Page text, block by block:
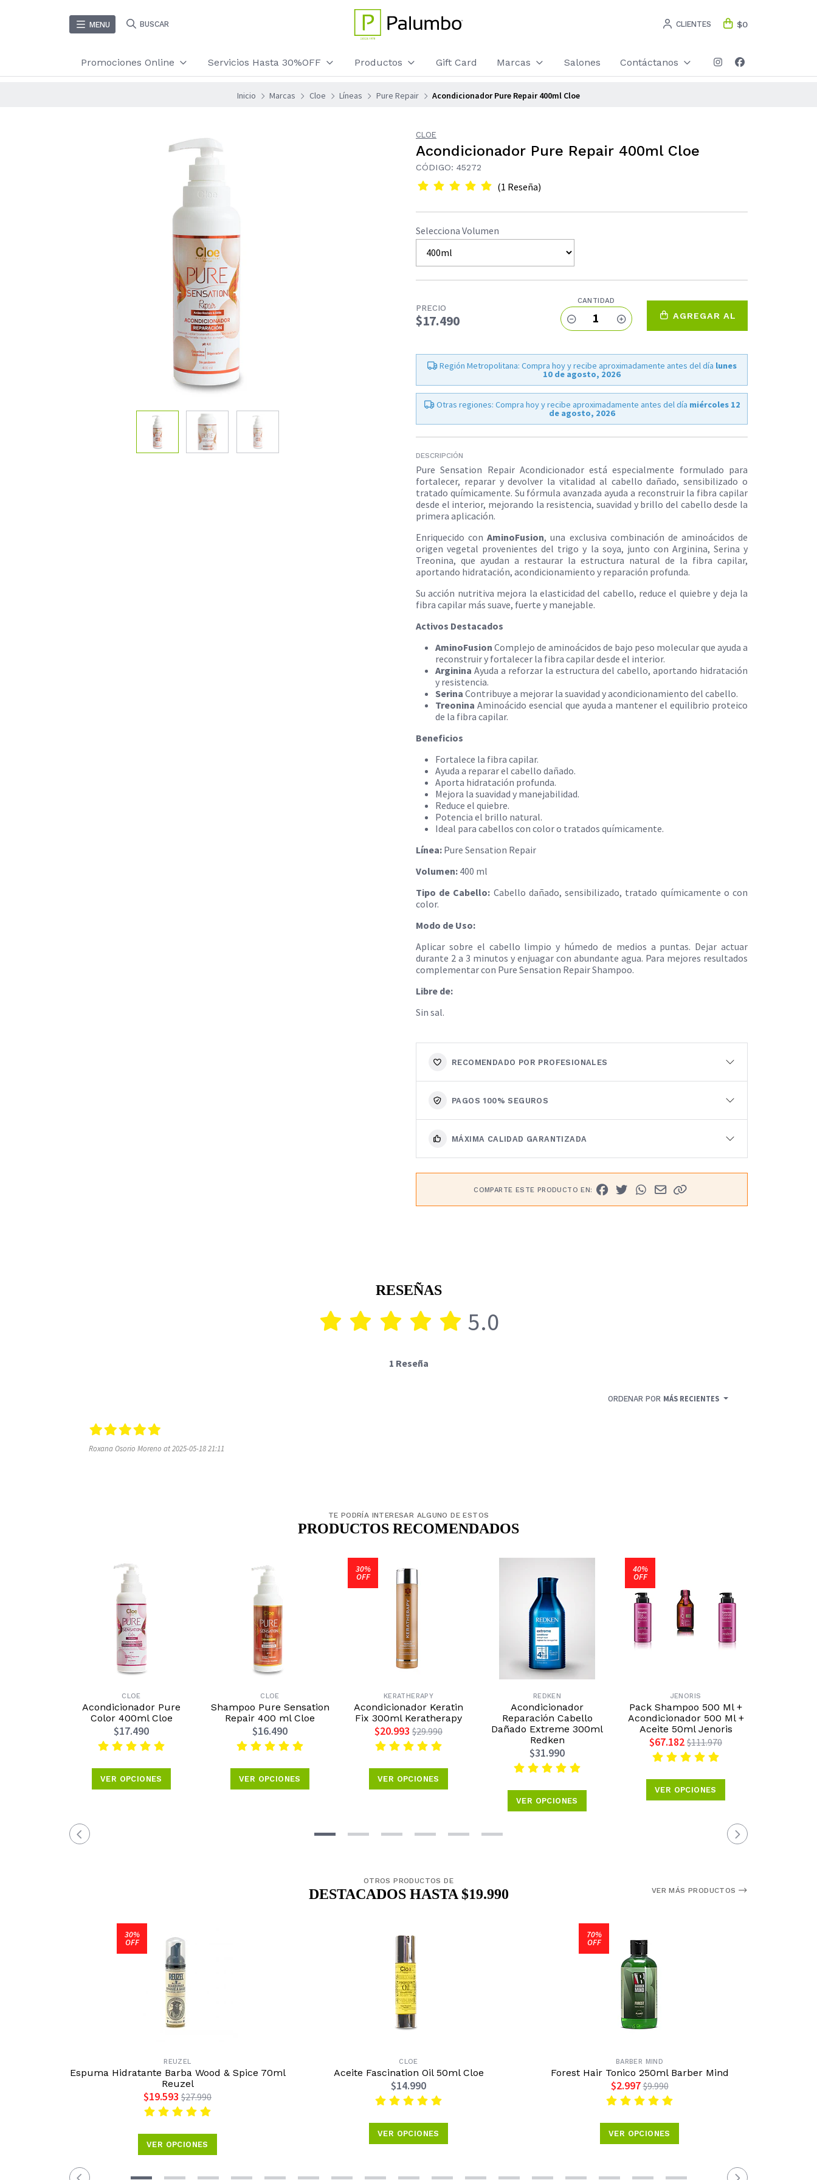
MENU BUSCAR CLIENTES $0
Promociones Online Servicios Hasta 30%OFF Productos Gift Card Marcas Salones Contáctanos
Inicio Marcas Cloe Líneas Pure Repair Acondicionador Pure Repair 400ml Cloe
CLOE
Acondicionador Pure Repair 400ml Cloe
CÓDIGO: 45272
(1 Reseña)
Selecciona Volumen
PRECIO
$17.490
CANTIDAD
1 AGREGAR AL
Región Metropolitana: Compra hoy y recibe aproximadamente antes del día lunes
10 de agosto, 2026
Otras regiones: Compra hoy y recibe aproximadamente antes del día miércoles 12
de agosto, 2026
DESCRIPCIÓN
Pure Sensation Repair Acondicionador está especialmente formulado para
fortalecer, reparar y devolver la vitalidad al cabello dañado, sensibilizado o
tratado químicamente. Su fórmula avanzada ayuda a reconstruir la fibra capilar
desde el interior, mejorando la resistencia, suavidad y brillo del cabello desde la
primera aplicación.
Enriquecido conAminoFusion, una exclusiva combinación de aminoácidos de
origen vegetal provenientes del trigo y la soya, junto con Arginina, Serina y
Treonina, que ayudan a restaurar la estructura natural de la fibra capilar,
aportando hidratación, acondicionamiento y reparación profunda.
Su acción nutritiva mejora la elasticidad del cabello, reduce el quiebre y deja la
fibra capilar más suave, fuerte y manejable.
Activos Destacados
AminoFusion Complejo de aminoácidos de bajo peso molecular que ayuda a
reconstruir y fortalecer la fibra capilar desde el interior.
Arginina Ayuda a reforzar la estructura del cabello, aportando hidratación
y resistencia.
Serina Contribuye a mejorar la suavidad y acondicionamiento del cabello.
Treonina Aminoácido esencial que ayuda a mantener el equilibrio proteico
de la fibra capilar.
Beneficios
Fortalece la fibra capilar.
Ayuda a reparar el cabello dañado.
Aporta hidratación profunda.
Mejora la suavidad y manejabilidad.
Reduce el quiebre.
Potencia el brillo natural.
Ideal para cabellos con color o tratados químicamente.
Línea: Pure Sensation Repair
Volumen: 400 ml
Tipo de Cabello: Cabello dañado, sensibilizado, tratado químicamente o con
color.
Modo de Uso:
Aplicar sobre el cabello limpio y húmedo de medios a puntas. Dejar actuar
durante 2 a 3 minutos y enjuagar con abundante agua. Para mejores resultados
complementar con Pure Sensation Repair Shampoo.
Libre de:
Sin sal.
RECOMENDADO POR PROFESIONALES
PAGOS 100% SEGUROS
MÁXIMA CALIDAD GARANTIZADA
COMPARTE ESTE PRODUCTO EN:
RESEÑAS
5.0
1 Reseña
ORDENAR POR MÁS RECIENTES
Roxana Osorio Moreno at 2025-05-18 21:11
TE PODRÍA INTERESAR ALGUNO DE ESTOS
PRODUCTOS RECOMENDADOS
CLOE
Acondicionador Pure
Color 400ml Cloe
$17.490
VER OPCIONES
CLOE
Shampoo Pure Sensation
Repair 400 ml Cloe
$16.490
VER OPCIONES
30%
OFF
KERATHERAPY
Acondicionador Keratin
Fix 300ml Keratherapy
$20.993 $29.990
VER OPCIONES
REDKEN
Acondicionador
Reparación Cabello
Dañado Extreme 300ml
Redken
$31.990
VER OPCIONES
40%
OFF
JENORIS
Pack Shampoo 500 Ml +
Acondicionador 500 Ml +
Aceite 50ml Jenoris
$67.182 $111.970
VER OPCIONES
OTROS PRODUCTOS DE
DESTACADOS HASTA $19.990 VER MÁS PRODUCTOS
30%
OFF
REUZEL
Espuma Hidratante Barba Wood & Spice 70ml
Reuzel
$19.593 $27.990
VER OPCIONES
CLOE
Aceite Fascination Oil 50ml Cloe
$14.990
VER OPCIONES
70%
OFF
BARBER MIND
Forest Hair Tonico 250ml Barber Mind
$2.997 $9.990
VER OPCIONES